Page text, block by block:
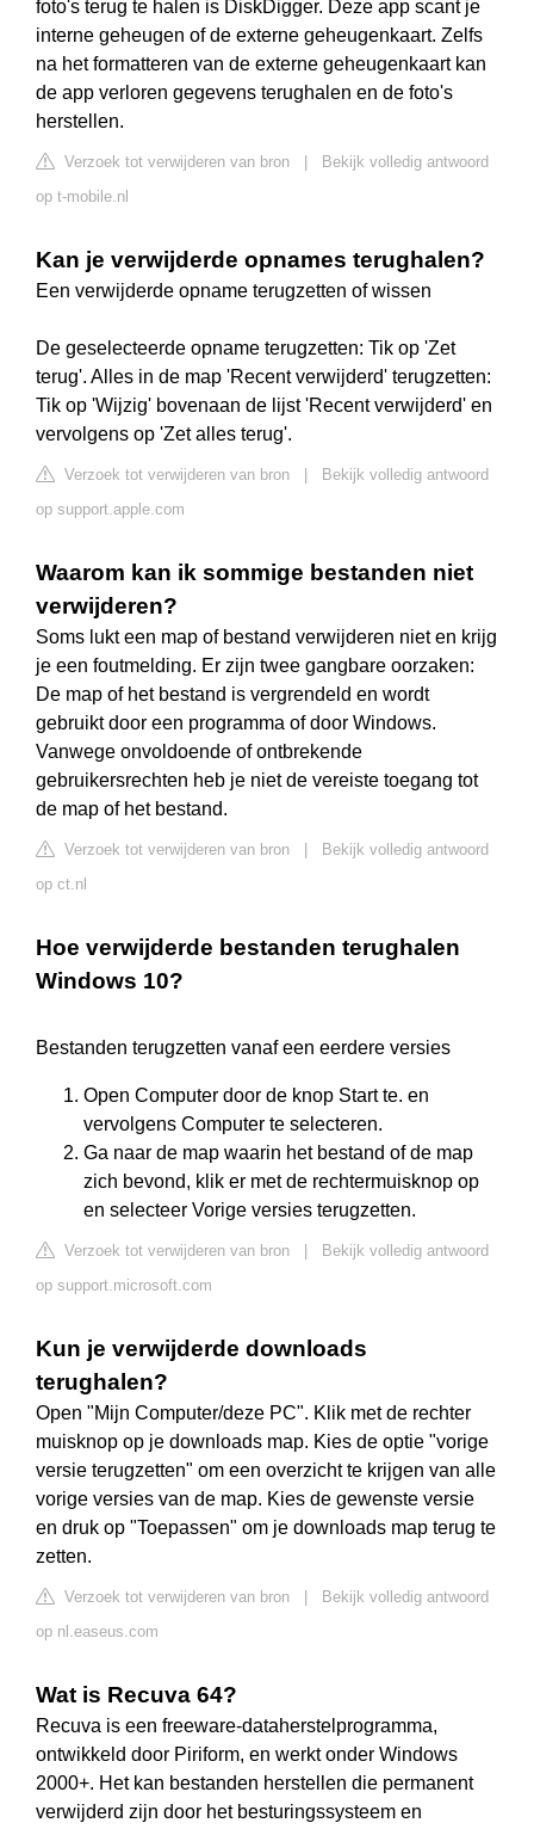
foto's terug te halen is DiskDigger. Deze app scant je
interne geheugen of de externe geheugenkaart. Zelfs
na het formatteren van de externe geheugenkaart kan
de app verloren gegevens terughalen en de foto's
herstellen.
Verzoek tot verwijderen van bron
Bekijk volledig antwoord
op t-mobile.nl
Kan je verwijderde opnames terughalen?
Een verwijderde opname terugzetten of wissen
De geselecteerde opname terugzetten: Tik op 'Zet
terug'. Alles in de map 'Recent verwijderd' terugzetten:
Tik op 'Wijzig' bovenaan de lijst 'Recent verwijderd' en
vervolgens op 'Zet alles terug'.
Verzoek tot verwijderen van bron
Bekijk volledig antwoord
op support.apple.com
Waarom kan ik sommige bestanden niet
verwijderen?
Soms lukt een map of bestand verwijderen niet en krijg
je een foutmelding. Er zijn twee gangbare oorzaken:
De map of het bestand is vergrendeld en wordt
gebruikt door een programma of door Windows.
Vanwege onvoldoende of ontbrekende
gebruikersrechten heb je niet de vereiste toegang tot
de map of het bestand.
Verzoek tot verwijderen van bron
Bekijk volledig antwoord
op ct.nl
Hoe verwijderde bestanden terughalen
Windows 10?
Bestanden terugzetten vanaf een eerdere versies
Open Computer door de knop Start te. en
vervolgens Computer te selecteren.
Ga naar de map waarin het bestand of de map
zich bevond, klik er met de rechtermuisknop op
en selecteer Vorige versies terugzetten.
Verzoek tot verwijderen van bron
Bekijk volledig antwoord
op support.microsoft.com
Kun je verwijderde downloads
terughalen?
Open "Mijn Computer/deze PC". Klik met de rechter
muisknop op je downloads map. Kies de optie "vorige
versie terugzetten" om een overzicht te krijgen van alle
vorige versies van de map. Kies de gewenste versie
en druk op "Toepassen" om je downloads map terug te
zetten.
Verzoek tot verwijderen van bron
Bekijk volledig antwoord
op nl.easeus.com
Wat is Recuva 64?
Recuva is een freeware-dataherstelprogramma,
ontwikkeld door Piriform, en werkt onder Windows
2000+. Het kan bestanden herstellen die permanent
verwijderd zijn door het besturingssysteem en